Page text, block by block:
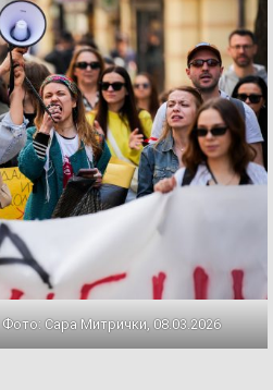
Сара Митрички, 08.03.2026